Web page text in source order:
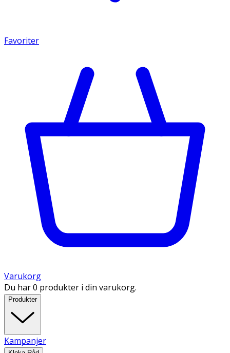
Favoriter
Varukorg
Du har 0 produkter i din varukorg.
Produkter
Kampanjer